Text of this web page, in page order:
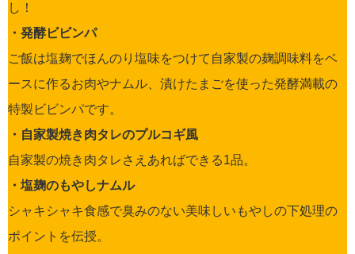
し！
・発酵ビビンパ
ご飯は塩麹でほんのり塩味をつけて自家製の麹調味料をベ
ースに作るお肉やナムル、漬けたまごを使った発酵満載の
特製ビビンパです。
・自家製焼き肉タレのプルコギ風
自家製の焼き肉タレさえあればできる1品。
・塩麹のもやしナムル
シャキシャキ食感で臭みのない美味しいもやしの下処理の
ポイントを伝授。